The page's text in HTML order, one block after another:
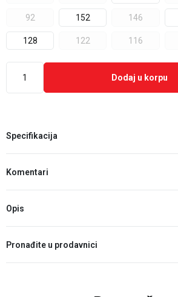
92 152 146
128 122 116
Dodaj u korpu
Specifikacija
Komentari
Opis
Pronađite u prodavnici